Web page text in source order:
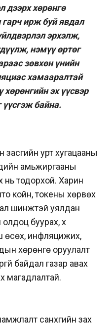
дээрх хөрөнгө
ирж буй явдал
эрхэлж,
нэмүү өртөг
зөвхөн үнийн
хамааралтай
хөрөнгийн эх үүсвэр
байна.
засгийн урт хугацааны
амьжиргааны
нь тодорхой. Харин
койн, токены хөрвөх
шинжтэй уялдан
буурах, хүү
өсөх, инфляцижих,
хөрөнгө оруулалт
байдал газар авах
магадлалтай.
санхүүгийн зах